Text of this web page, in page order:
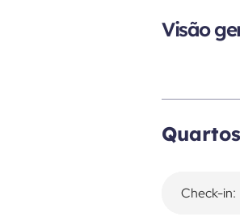
Visão
Check-in: